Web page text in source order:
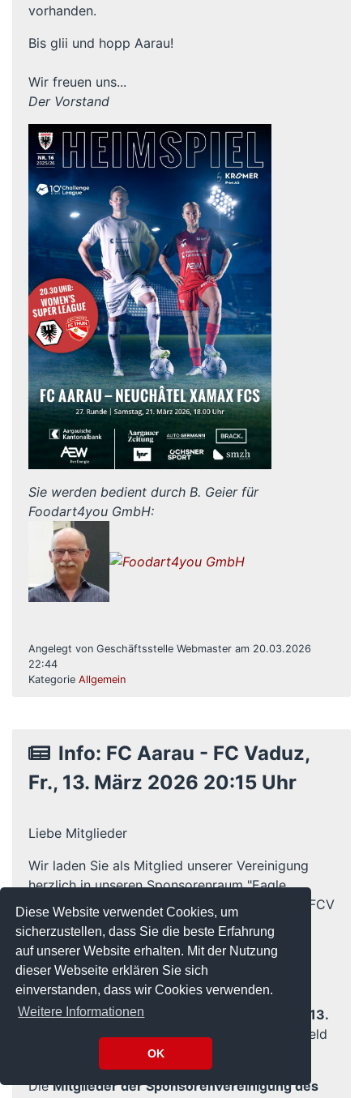
Diese Website verwendet Cookies, um
sicherzustellen, dass Sie die beste Erfahrung
auf unserer Website erhalten. Mit der Nutzung
dieser Webseite erklären Sie sich
einverstanden, dass wir Cookies verwenden.
Weitere Informationen
OK
vorhanden.
Bis glii und hopp Aarau!
Wir freuen uns...
Der Vorstand
Sie werden bedient durch B. Geier für
Foodart4you GmbH:
Angelegt von Geschäftsstelle Webmaster am 20.03.2026
22:44
Kategorie Allgemein
Info: FC Aarau - FC Vaduz,
Fr., 13. März 2026 20:15 Uhr
Liebe Mitglieder
Wir laden Sie als Mitglied unserer Vereinigung
herzlich in unseren Sponsorenraum "Eagle
Lounge" vor dem Match der 26. Runde FCA - FCV
ein.
Datum: Fr., 13. März 2026, ab 18:30 Uhr
Standort:
Auf der Rückseite des Restaurant
Sportplatz, Durchgang links
Die 1. Mannschaft des FC Aarau spielt am
Fr., 13.
März 2026 um 20:15 Uhrim Stadion Brügglifeld
gegen den FC Vaduz.
DieMitglieder der Sponsorenvereinigung des